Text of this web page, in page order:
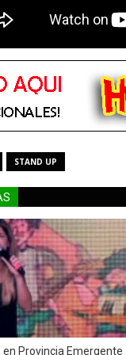
STAND UP
en Provincia Emergente